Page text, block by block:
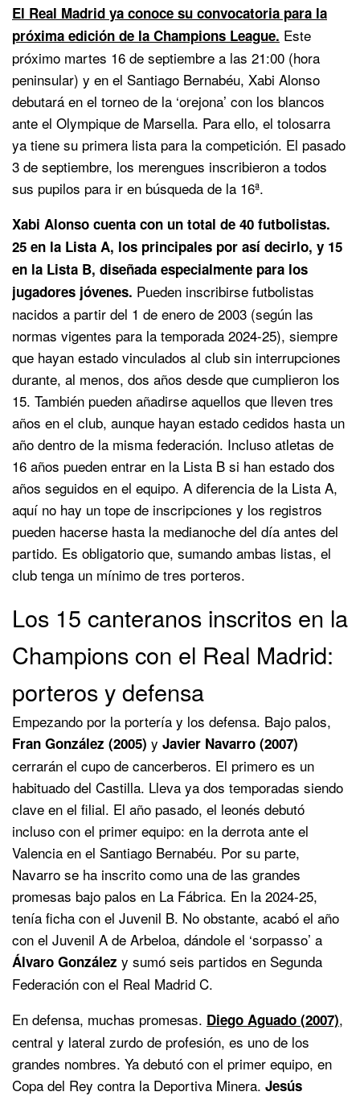
El Real Madrid ya conoce su convocatoria para la
próxima edición de la Champions League. Este
próximo martes 16 de septiembre a las 21:00 (hora
peninsular) y en el Santiago Bernabéu, Xabi Alonso
debutará en el torneo de la ‘orejona’ con los blancos
ante el Olympique de Marsella. Para ello, el tolosarra
ya tiene su primera lista para la competición. El pasado
3 de septiembre, los merengues inscribieron a todos
sus pupilos para ir en búsqueda de la 16ª.
Xabi Alonso cuenta con un total de 40 futbolistas.
25 en la Lista A, los principales por así decirlo, y 15
en la Lista B, diseñada especialmente para los
jugadores jóvenes. Pueden inscribirse futbolistas
nacidos a partir del 1 de enero de 2003 (según las
normas vigentes para la temporada 2024-25), siempre
que hayan estado vinculados al club sin interrupciones
durante, al menos, dos años desde que cumplieron los
15. También pueden añadirse aquellos que lleven tres
años en el club, aunque hayan estado cedidos hasta un
año dentro de la misma federación. Incluso atletas de
16 años pueden entrar en la Lista B si han estado dos
años seguidos en el equipo. A diferencia de la Lista A,
aquí no hay un tope de inscripciones y los registros
pueden hacerse hasta la medianoche del día antes del
partido. Es obligatorio que, sumando ambas listas, el
club tenga un mínimo de tres porteros.
Los 15 canteranos inscritos en la
Champions con el Real Madrid:
porteros y defensa
Empezando por la portería y los defensa. Bajo palos,
Fran González (2005) y Javier Navarro (2007)
cerrarán el cupo de cancerberos. El primero es un
habituado del Castilla. Lleva ya dos temporadas siendo
clave en el filial. El año pasado, el leonés debutó
incluso con el primer equipo: en la derrota ante el
Valencia en el Santiago Bernabéu. Por su parte,
Navarro se ha inscrito como una de las grandes
promesas bajo palos en La Fábrica. En la 2024-25,
tenía ficha con el Juvenil B. No obstante, acabó el año
con el Juvenil A de Arbeloa, dándole el ‘sorpasso’ a
Álvaro González y sumó seis partidos en Segunda
Federación con el Real Madrid C.
En defensa, muchas promesas. Diego Aguado (2007),
central y lateral zurdo de profesión, es uno de los
grandes nombres. Ya debutó con el primer equipo, en
Copa del Rey contra la Deportiva Minera. Jesús